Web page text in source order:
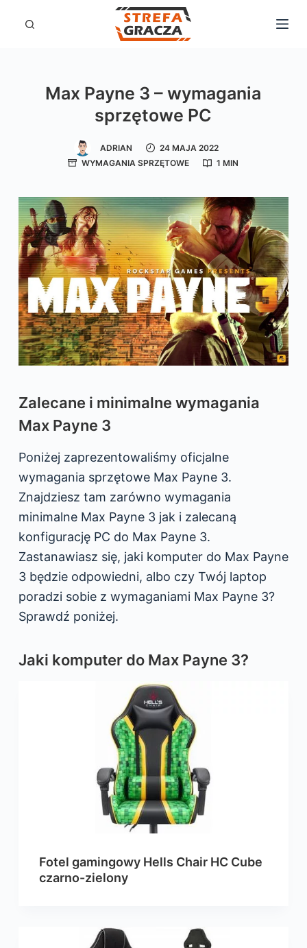
e
ś
c
Max Payne 3 – wymagania
sprzętowe PC
ADRIAN
24 MAJA 2022
WYMAGANIA SPRZĘTOWE
1 MIN
Zalecane i minimalne wymagania
Max Payne 3
Poniżej zaprezentowaliśmy oficjalne
wymagania sprzętowe Max Payne 3.
Znajdziesz tam zarówno wymagania
minimalne Max Payne 3 jak i zalecaną
konfigurację PC do Max Payne 3.
Zastanawiasz się, jaki komputer do Max Payne
3 będzie odpowiedni, albo czy Twój laptop
poradzi sobie z wymaganiami Max Payne 3?
Sprawdź poniżej.
Jaki komputer do Max Payne 3?
Fotel gamingowy Hells Chair HC Cube
czarno-zielony